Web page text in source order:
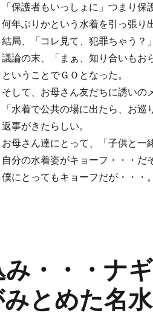
「保護者もいっしょに」つまり保
何年ぶりかという水着を引っ張り
結局、「コレ見て、犯罪ちゃう？
議論の末、「まぁ、知り合いもお
ということでＧＯとなった。
そして、お母さん友だちに誘いの
「水着で公共の場に出たら、お
返事がきたらしい。
お母さん達にとって、「子供と一
自分の水着姿がキョーフ・・・だ
僕にとってもキョーフだが・・・。
・・・ナ
とめた名